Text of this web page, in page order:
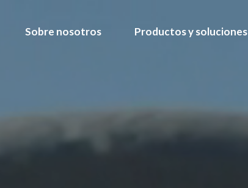
Sobre nosotros Productos y soluciones